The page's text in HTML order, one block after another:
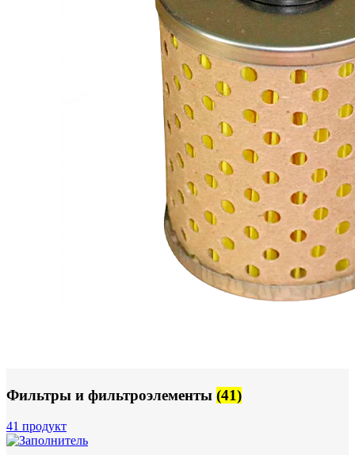
Фильтры и фильтроэлементы (41)
41 продукт